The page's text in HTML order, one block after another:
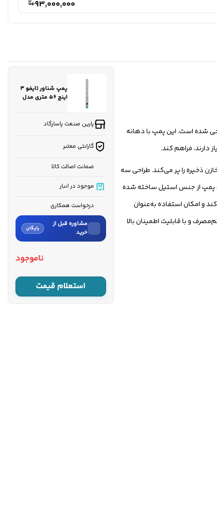
93,000,000
شده است. این پمپ با دهانه
ذخیره را پر می‌کند. طراحی سه
پمپ از جنس استیل ساخته شده
و امکان استفاده به‌عنوان
و با قابلیت اطمینان بالا
پمپ شناور تایفو 3
اینچ ۵۶ متری مدل
پارین صنعت پاسارگاد
گارانتی معتبر
ضمانت اصالت کالا
موجود در انبار
درخواست همکاری
مشاوره قبل از
خرید
رایگان
نام خانوادگی
شماره موبایل
ناموجود
استعلام قیمت